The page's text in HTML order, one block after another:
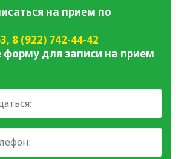
на прием по
, 8 (922) 742-44-42
форму для записи на прием